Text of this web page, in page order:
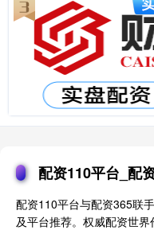
配资110平台_配
配资110平台与配资365联
及平台推荐。权威配资世